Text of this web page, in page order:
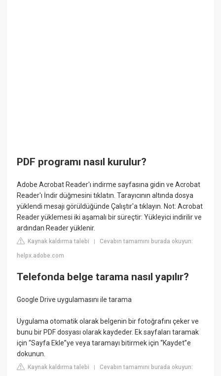
PDF programı nasıl kurulur?
Adobe Acrobat Reader'ı indirme sayfasına gidin ve Acrobat
Reader'ı İndir düğmesini tıklatın. Tarayıcının altında dosya
yüklendi mesajı görüldüğünde Çalıştır'a tıklayın. Not: Acrobat
Reader yüklemesi iki aşamalı bir süreçtir: Yükleyici indirilir ve
ardından Reader yüklenir.
Kaynak kaldırma talebi |Cevabın tamamını burada okuyun:
helpx.adobe.com
Telefonda belge tarama nasıl yapılır?
Google Drive uygulamasını ile tarama
Uygulama otomatik olarak belgenin bir fotoğrafını çeker ve
bunu bir PDF dosyası olarak kaydeder. Ek sayfaları taramak
için “Sayfa Ekle”ye veya taramayı bitirmek için “Kaydet”e
dokunun.
Kaynak kaldırma talebi |Cevabın tamamını burada okuyun: